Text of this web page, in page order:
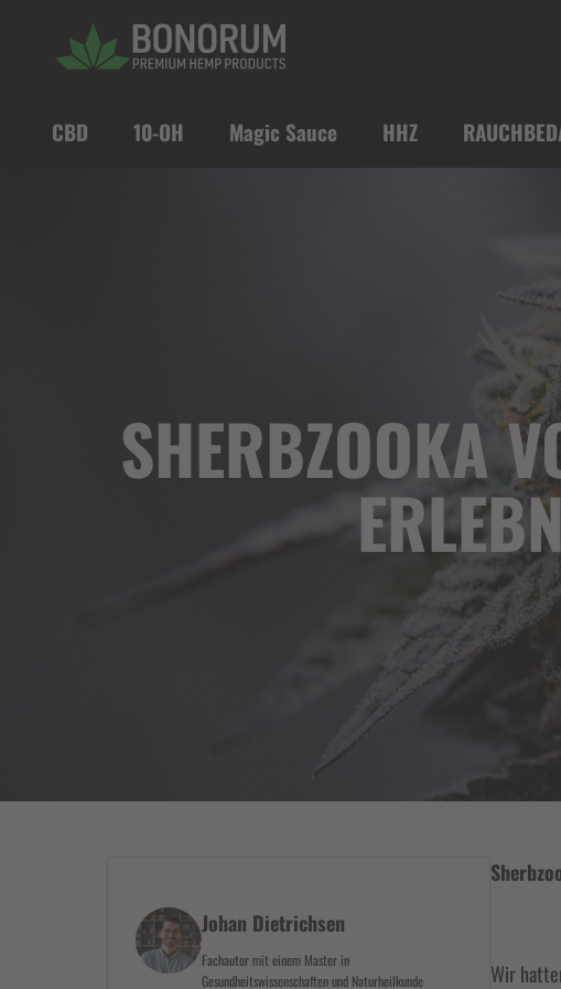
CBD 10-OH Magic Sauce HHZ
SHERBZOOKA
Johan Dietrichsen
Fachautor mit einem Master in
Gesundheitswissenschaften und Naturheilkunde
Wir